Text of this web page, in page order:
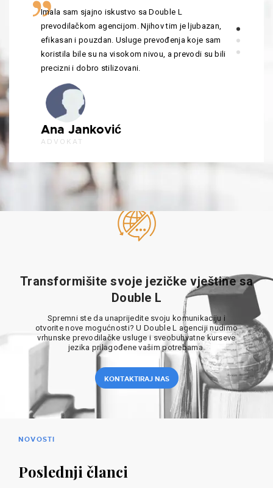
Imala sam sjajno iskustvo sa Double L
prevodilačkom agencijom. Njihov tim je ljubazan,
efikasan i pouzdan. Usluge prevođenja koje sam
koristila bile su na visokom nivou, a prevodi su bili
precizni i dobro stilizovani.
Ana Janković
ADVOKAT
Transformišite svoje jezičke vještine sa
Double L
Spremni ste da unaprijedite svoju komunikaciju i
otvorite nove mogućnosti? U Double L agenciji nudimo
vrhunske prevodilačke usluge i sveobuhvatne kurseve
jezika prilagođene vašim potrebama.
KONTAKTIRAJ NAS
NOVOSTI
Poslednji članci